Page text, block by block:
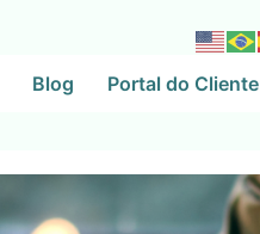
Blog Portal do Cliente